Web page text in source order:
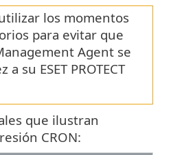
los momentos
para evitar que
Agent se
su ESET PROTECT
que ilustran
CRON: